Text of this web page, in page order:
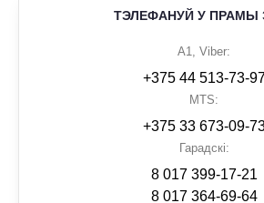
ТЭЛЕФАНУЙ У ПРАМЫ
A1, Viber:
+375 44 513-73-97
MTS:
+375 33 673-09-
Гарадскі:
8 017 399-17-21
8 017 364-69-64